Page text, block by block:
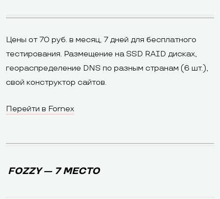
Цены от 70 руб. в месяц, 7 дней для бесплатного
тестирования. Размещение на SSD RAID дисках,
геораспределение DNS по разным странам (6 шт.),
свой конструктор сайтов.
Перейти в Fornex
FOZZY — 7 МЕСТО